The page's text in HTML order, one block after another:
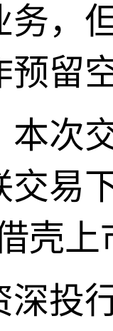
务，
预留
本次
交易
壳上
深投